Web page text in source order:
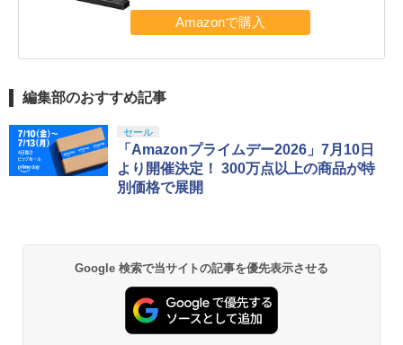
編集部のおすすめ記事
セール
「Amazonプライムデー2026」7月10日
より開催決定！ 300万点以上の商品が特
別価格で展開
Google 検索で当サイトの記事を優先表示させる